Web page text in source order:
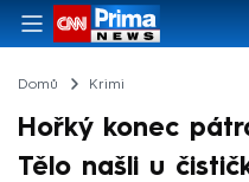
Domů Krimi
Hořký konec
Tělo našli u